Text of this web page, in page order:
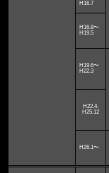
H16.7
H16.8〜
H19.5
H19.6〜
H22.3
H22.4-
H25.12
H26.1〜